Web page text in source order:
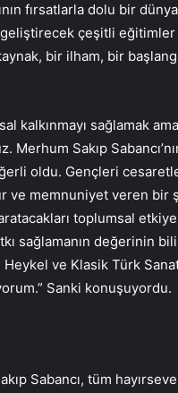
fırsatlarla dolu bir
geliştirecek çeşitli eğitimler
bir ilham, bir
kalkınmayı sağlamak
Sakıp
oldu. Gençleri
ve memnuniyet veren bir
toplumsal etkiye
sağlamanın değerinin
ve Klasik Türk
Sanki konuşuyordu.
Sabancı, tüm